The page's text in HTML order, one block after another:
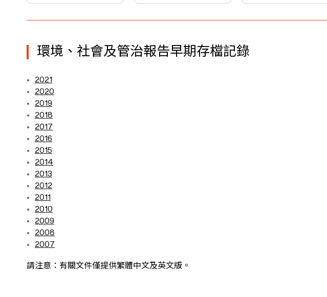
環境、社會及管治報告早期存檔記錄
2021
2020
2019
2018
2017
2016
2015
2014
2013
2012
2011
2010
2009
2008
2007
請注意：有關文件僅提供繁體中文及英文版。